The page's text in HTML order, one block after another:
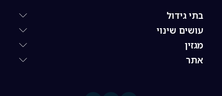
בתי גידול
עושים שינוי
מגזין
אתר